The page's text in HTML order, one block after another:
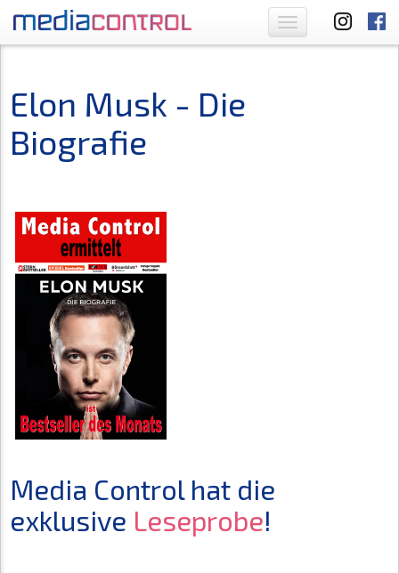
Toggle
navigation
Elon Musk - Die
Biografie
Media Control hat die
exklusive Leseprobe!